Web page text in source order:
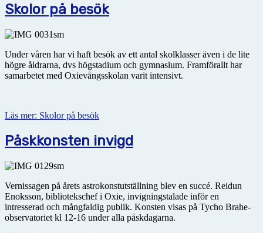
Skolor på besök
Under våren har vi haft besök av ett antal skolklasser även i de lite
högre åldrarna, dvs högstadium och gymnasium. Framförallt har
samarbetet med Oxievångsskolan varit intensivt.
Läs mer: Skolor på besök
Påskkonsten invigd
Vernissagen på årets astrokonstutställning blev en succé. Reidun
Enoksson, bibliotekschef i Oxie, invigningstalade inför en
intresserad och mångfaldig publik. Konsten visas på Tycho Brahe-
observatoriet kl 12-16 under alla påskdagarna.